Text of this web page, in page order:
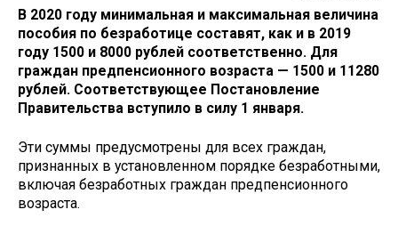
В 2020 году минимальная и максимальная величина
пособия по безработице составят, как и в 2019
году 1500 и 8000 рублей соответственно. Для
граждан предпенсионного возраста — 1500 и 11280
рублей. Соответствующее Постановление
Правительства вступило в силу 1 января.
Эти суммы предусмотрены для всех граждан,
признанных в установленном порядке безработными,
включая безработных граждан предпенсионного
возраста.